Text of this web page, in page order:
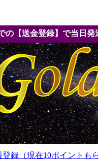
の【送金登録】で当日
登録（現在10ポイントも